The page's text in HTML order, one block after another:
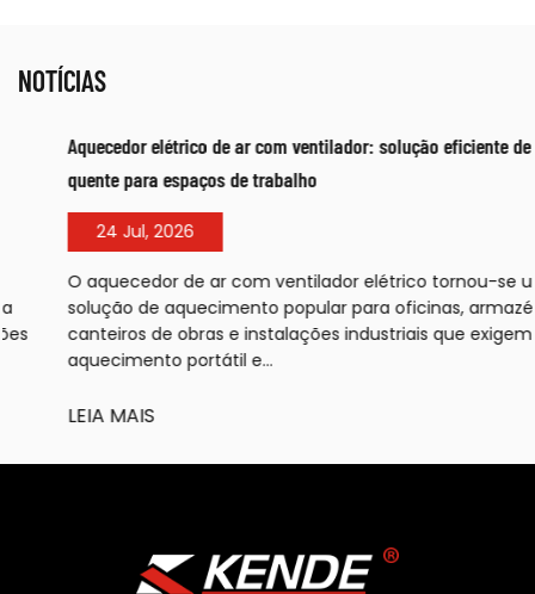
NOTÍCIAS
Aquecedor elétrico de ar com ventilador: solução eficiente de ar
quente para espaços de trabalho
24 Jul, 2026
O aquecedor de ar com ventilador elétrico tornou-se uma
solução de aquecimento popular para oficinas, armazéns,
canteiros de obras e instalações industriais que exigem
aquecimento portátil e...
LEIA MAIS